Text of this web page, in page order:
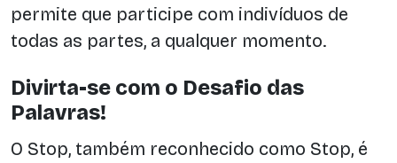
permite que participe com indivíduos de
todas as partes, a qualquer momento.
Divirta-se com o Desafio das
Palavras!
O Stop, também reconhecido como Stop, é